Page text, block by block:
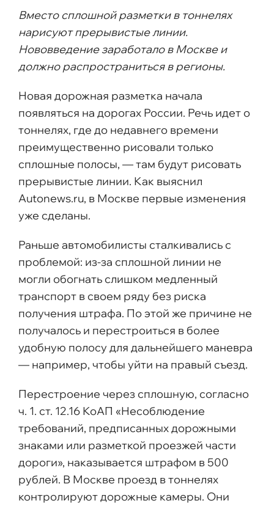
Вместо сплошной разметки в тоннелях
нарисуют прерывистые линии.
Нововведение заработало в Москве и
должно распространиться в регионы.
Новая дорожная разметка начала
появляться на дорогах России. Речь идет о
тоннелях, где до недавнего времени
преимущественно рисовали только
сплошные полосы, — там будут рисовать
прерывистые линии. Как выяснил
Autonews.ru, в Москве первые изменения
уже сделаны.
Раньше автомобилисты сталкивались с
проблемой: из-за сплошной линии не
могли обогнать слишком медленный
транспорт в своем ряду без риска
получения штрафа. По этой же причине не
получалось и перестроиться в более
удобную полосу для дальнейшего маневра
— например, чтобы уйти на правый съезд.
Перестроение через сплошную, согласно
ч. 1. ст. 12.16 КоАП «Несоблюдение
требований, предписанных дорожными
знаками или разметкой проезжей части
дороги», наказывается штрафом в 500
рублей. В Москве проезд в тоннелях
контролируют дорожные камеры. Они